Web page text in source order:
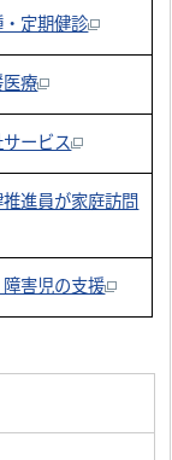
定期健診
医療
サービス
進員が家庭訪問
障害児の支援